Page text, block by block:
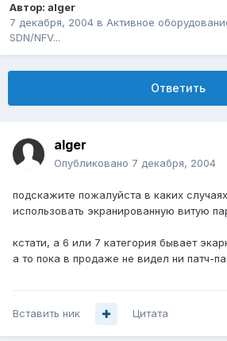
Автор: alger
7 декабря, 2004 в Активное
SDN/NFV...
Ответить
alger
Опубликовано 7 декабря, 2004
подскажите пожалуйста в каких
использовать экранированную витую
кстати, а 6 или 7 категория бывает
а то пока в продаже не видел ни патч-
Вставить ник Цитата